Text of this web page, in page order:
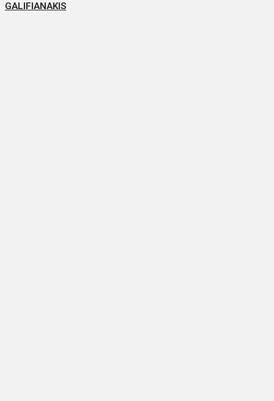
GALIFIANAKIS